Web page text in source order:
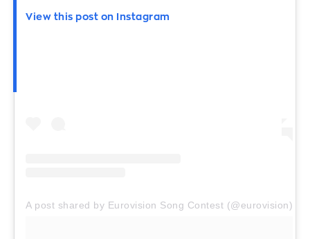
View this post on Instagram
A post shared by Eurovision Song Contest (@eurovision)